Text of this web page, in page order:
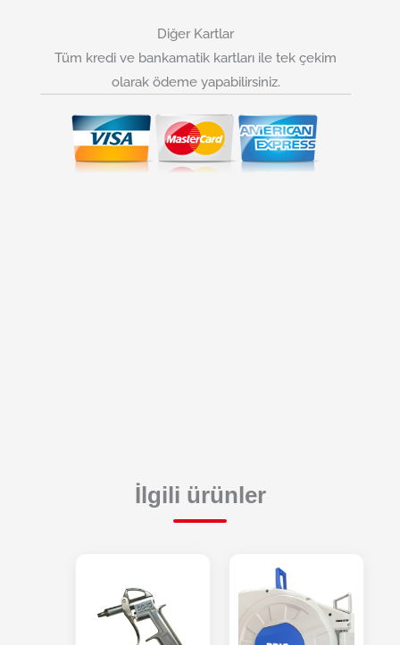
Diğer Kartlar
Tüm kredi ve bankamatik kartları ile tek çekim
olarak ödeme yapabilirsiniz.
İlgili ürünler